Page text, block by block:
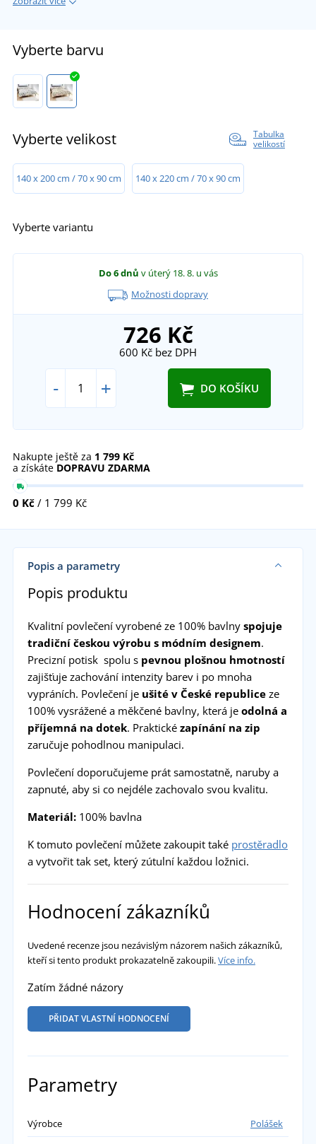
Vyberte barvu
Vyberte velikost
Tabulka
velikostí
140 x 200 cm / 70 x 90 cm 140 x 220 cm / 70 x 90 cm
Vyberte variantu
Do 6 dnů v úterý 18. 8. u vás
Možnosti dopravy
726 Kč
600 Kč bez DPH
- + DO KOŠÍKU
Nakupte ještě za 1 799 Kč
a získáte DOPRAVU ZDARMA
0 Kč / 1 799 Kč
Popis a parametry
Popis produktu
Kvalitní povlečení vyrobené ze 100% bavlny spojuje
tradiční českou výrobu s módním designem.
Precizní potisk spolu s pevnou plošnou hmotností
zajišťuje zachování intenzity barev i po mnoha
vypráních. Povlečení je ušité v České republiceze
100% vysrážené a měkčené bavlny, která je odolná a
příjemná na dotek. Praktické zapínání na zip
zaručuje pohodlnou manipulaci.
Povlečení doporučujeme prát samostatně, naruby a
zapnuté, aby si co nejdéle zachovalo svou kvalitu.
Materiál:100% bavlna
K tomuto povlečení můžete zakoupit také prostěradlo
a vytvořit tak set, který zútulní každou ložnici.
Hodnocení zákazníků
Uvedené recenze jsou nezávislým názorem našich zákazníků,
kteří si tento produkt prokazatelně zakoupili.Více info.
Zatím žádné názory
PŘIDAT VLASTNÍ HODNOCENÍ
Parametry
Výrobce
Polášek